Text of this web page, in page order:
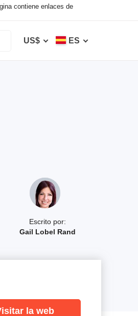
contiene enlaces de
US$ ES
Escrito por:
Gail Lobel Rand
la web